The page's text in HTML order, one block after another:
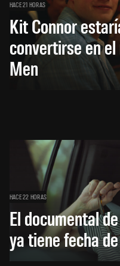
HACE 21 HORAS
Kit Connor
convertirse en
Men
HACE 22 HORAS
El documental
ya tiene fecha